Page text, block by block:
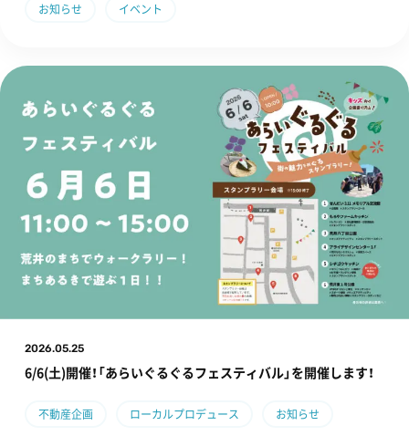
お知らせ イベント
2026.05.25
6/6(土)開催！「あらいぐるぐるフェスティバル」を開催します！
不動産企画 ローカルプロデュース お知らせ